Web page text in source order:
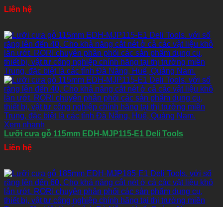
Liên hệ
Xem nhanh
Lưỡi cưa gỗ 115mm EDH-MJP115-E1 Deli Tools
Liên hệ